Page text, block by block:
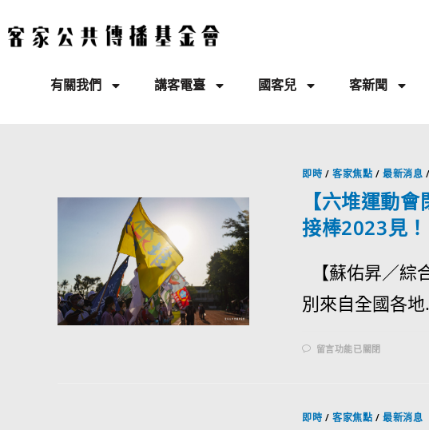
有關我們 講客電臺 國客兒 客新聞
即時 /客家焦點 /最新消息
【六堆運動
接棒2023見！
【蘇佑昇／綜
別來自全國各地
留言功能已關閉
即時 /客家焦點 /最新消息